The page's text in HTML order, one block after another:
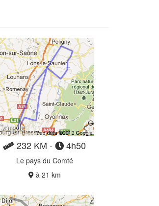
232 KM - 4h50
Le pays du Comté
à 21 km